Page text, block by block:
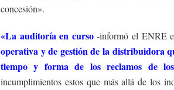
concesión».
«La auditoría en curso-informó el ENRE
operativa y de gestión de la distribuidora
tiempo y forma de los reclamos de
incumplimientos estos que más allá de los